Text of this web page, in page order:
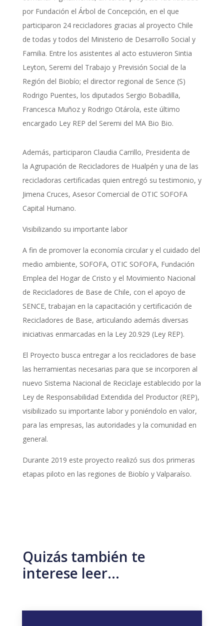
por Fundación el Árbol de Concepción, en el que
participaron 24 recicladores gracias al proyecto Chile
de todas y todos del Ministerio de Desarrollo Social y
Familia. Entre los asistentes al acto estuvieron Sintia
Leyton, Seremi del Trabajo y Previsión Social de la
Región del Biobío; el director regional de Sence (S)
Rodrigo Puentes, los diputados Sergio Bobadilla,
Francesca Muñoz y Rodrigo Otárola, este último
encargado Ley REP del Seremi del MA Bio Bio.
Además, participaron Claudia Carrillo, Presidenta de
la Agrupación de Recicladores de Hualpén y una de las
recicladoras certificadas quien entregó su testimonio, y
Jimena Cruces, Asesor Comercial de OTIC SOFOFA
Capital Humano.
Visibilizando su importante labor
A fin de promover la economía circular y el cuidado del
medio ambiente, SOFOFA, OTIC SOFOFA, Fundación
Emplea del Hogar de Cristo y el Movimiento Nacional
de Recicladores de Base de Chile, con el apoyo de
SENCE, trabajan en la capacitación y certificación de
Recicladores de Base, articulando además diversas
iniciativas enmarcadas en la Ley 20.929 (Ley REP).
El Proyecto busca entregar a los recicladores de base
las herramientas necesarias para que se incorporen al
nuevo Sistema Nacional de Reciclaje establecido por la
Ley de Responsabilidad Extendida del Productor (REP),
visibilizado su importante labor y poniéndolo en valor,
para las empresas, las autoridades y la comunidad en
general.
Durante 2019 este proyecto realizó sus dos primeras
etapas piloto en las regiones de Biobío y Valparaíso.
Quizás también te
interese leer…